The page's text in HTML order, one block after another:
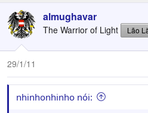
almughavar
The Warrior of Light Lão
29/1/11
nhinhonhinho nói: